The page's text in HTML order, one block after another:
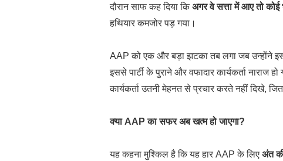
दौरान साफ कह दिया कि अगर वे सत्ता में आए तो कोई
हथियार कमजोर पड़ गया।
AAP को एक और बड़ा झटका तब लगा जब उन्होंने
इससे पार्टी के पुराने और वफादार कार्यकर्ता नाराज
कार्यकर्ता उतनी मेहनत से प्रचार करते नहीं दिखे,
क्या AAP का सफर अब खत्म हो जाएगा?
यह कहना मुश्किल है कि यह हार AAP के लिए अंत